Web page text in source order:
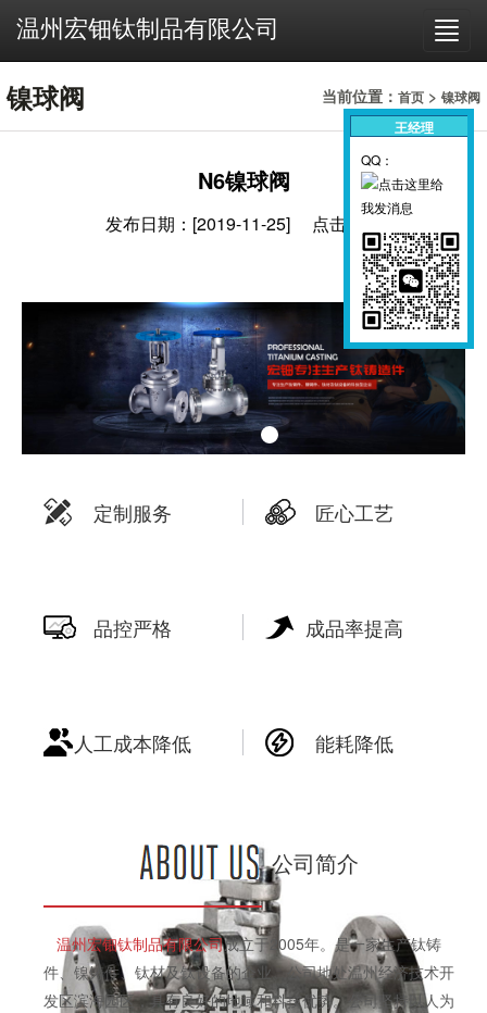
温州宏钿钛制品有限公司
镍球阀 当前位置： 首页 > 镍球阀
N6镍球阀
发布日期：[2019-11-25] 点击率：
温州宏钿钛制品有限公司
定制服务 匠心工艺
品控严格 成品率提高
人工成本降低 能耗降低
公司简介
温州宏钿钛制品有限公司成立于2005年。是一家生产钛铸
件、镍铸件、钛材及钛设备的企业。公司地处温州经济技术开
发区滨海园区，具有良好的地域和科技优势。公司坚持以人为
王经理
QQ：
王经理
QQ：